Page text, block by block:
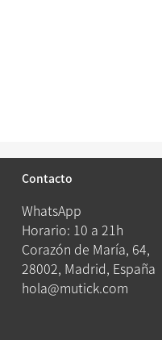
Contacto
WhatsApp
Horario: 10 a 21h
Corazón de María, 64,
28002, Madrid, España
hola@mutick.com